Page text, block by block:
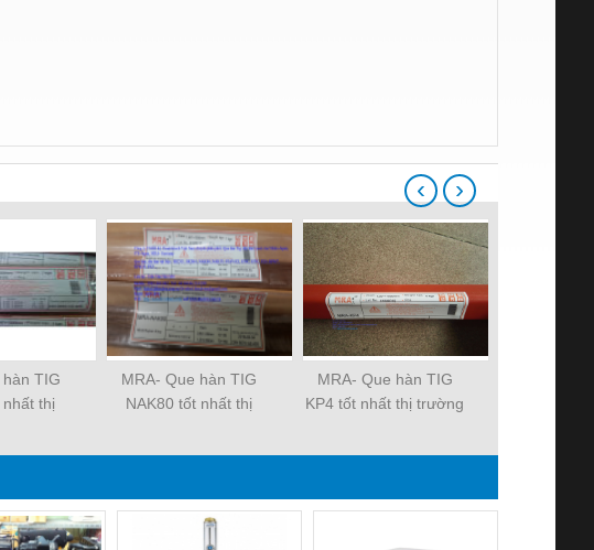
TIG
nhất thị
MRA- Que hàn TIG
NAK80 tốt nhất thị
MRA- Que hàn TIG
KP4 tốt nhất thị trường
‹ ›